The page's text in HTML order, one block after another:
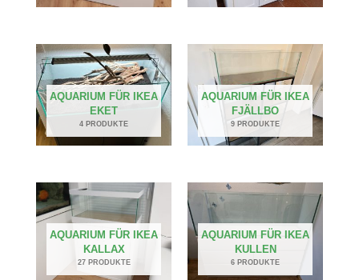
AQUARIUM FÜR IKEA
EKET
4 PRODUKTE
AQUARIUM FÜR IKEA
FJÄLLBO
9 PRODUKTE
AQUARIUM FÜR IKEA
KALLAX
27 PRODUKTE
AQUARIUM FÜR IKEA
KULLEN
6 PRODUKTE